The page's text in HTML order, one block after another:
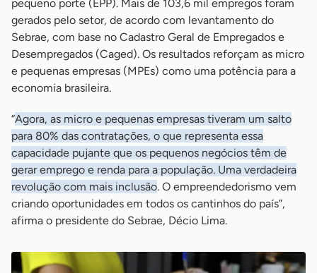
pequeno porte (EPP). Mais de 103,6 mil empregos foram
gerados pelo setor, de acordo com levantamento do
Sebrae, com base no Cadastro Geral de Empregados e
Desempregados (Caged). Os resultados reforçam as micro
e pequenas empresas (MPEs) como uma potência para a
economia brasileira.
“Agora, as micro e pequenas empresas tiveram um salto
para 80% das contratações, o que representa essa
capacidade pujante que os pequenos negócios têm de
gerar emprego e renda para a população. Uma verdadeira
revolução com mais inclusão. O empreendedorismo vem
criando oportunidades em todos os cantinhos do país”,
afirma o presidente do Sebrae, Décio Lima.